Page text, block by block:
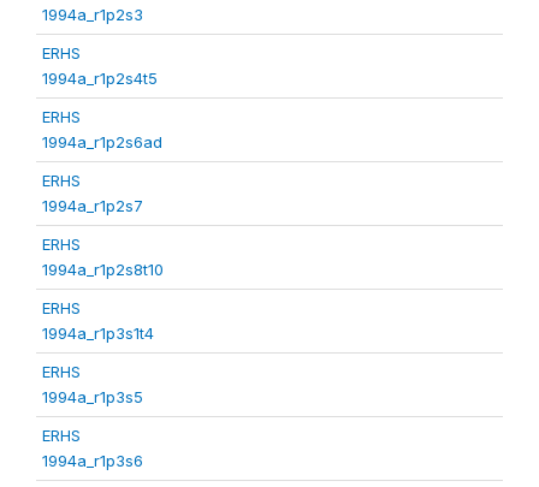
1994a_r1p2s3
ERHS
1994a_r1p2s4t5
ERHS
1994a_r1p2s6ad
ERHS
1994a_r1p2s7
ERHS
1994a_r1p2s8t10
ERHS
1994a_r1p3s1t4
ERHS
1994a_r1p3s5
ERHS
1994a_r1p3s6